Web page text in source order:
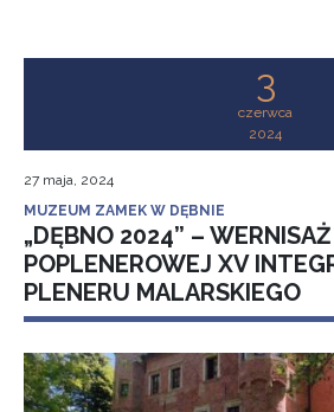
3
czerwca
2024
27 maja, 2024
MUZEUM ZAMEK W DĘBNIE
„DĘBNO 2024” –
POPLENEROWEJ XV
PLENERU MALARSKIEGO